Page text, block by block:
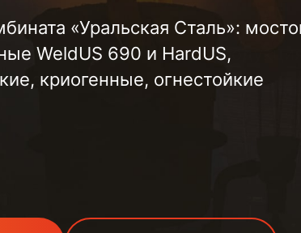
плакированные трубы,
мостов и эстакад - продукция
завода